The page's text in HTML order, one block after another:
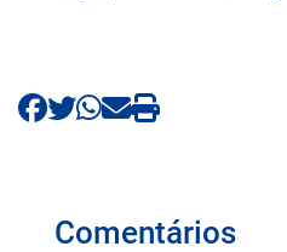
Comentários